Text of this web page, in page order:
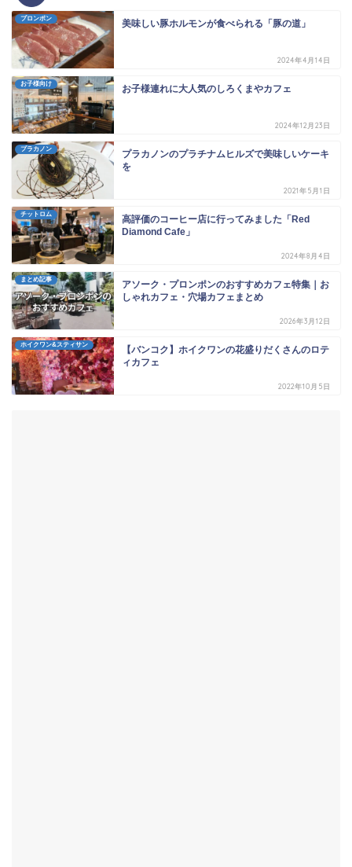
プロンポン 美味しい豚ホルモンが食べられる「豚の道」
2024年4月14日
お子様向け お子様連れに大人気のしろくまやカフェ
2024年12月23日
プラカノン
プラカノンのプラチナムヒルズで美味しいケーキ
を
2021年5月1日
チットロム
高評価のコーヒー店に行ってみました「Red
Diamond Cafe」
2024年8月4日
まとめ記事
アソーク・プロンポンのおすすめカフェ特集｜お
しゃれカフェ・穴場カフェまとめ
2026年3月12日
ホイクワン&スティサン
【バンコク】ホイクワンの花盛りだくさんのロテ
ィカフェ
2022年10月5日